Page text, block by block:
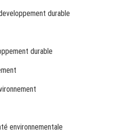
durable
durable
environnementale